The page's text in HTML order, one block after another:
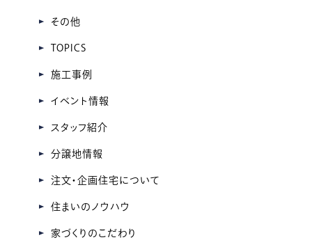
カ
イ
その他
TOPICS
施工事例
イベント情報
スタッフ紹介
分譲地情報
注文・企画住宅について
住まいのノウハウ
家づくりのこだわり